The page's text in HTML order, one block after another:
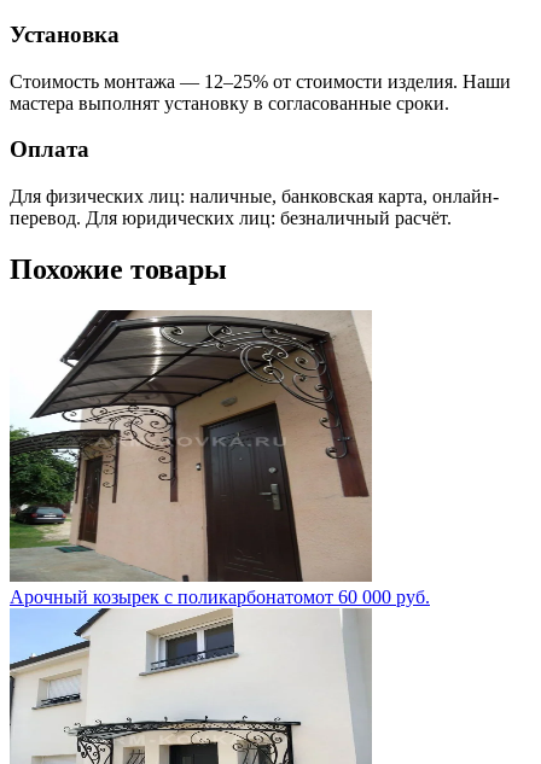
Установка
Стоимость монтажа — 12–25% от стоимости изделия. Наши
мастера выполнят установку в согласованные сроки.
Оплата
Для физических лиц: наличные, банковская карта, онлайн-
перевод. Для юридических лиц: безналичный расчёт.
Похожие товары
Арочный козырек с поликарбонатомот 60 000 руб.